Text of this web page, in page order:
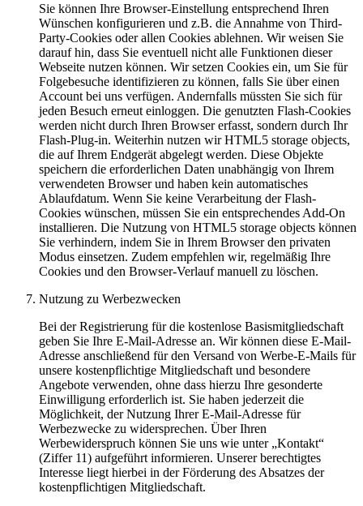
Sie können Ihre Browser-Einstellung entsprechend Ihren
Wünschen konfigurieren und z.B. die Annahme von Third-
Party-Cookies oder allen Cookies ablehnen. Wir weisen Sie
darauf hin, dass Sie eventuell nicht alle Funktionen dieser
Webseite nutzen können. Wir setzen Cookies ein, um Sie für
Folgebesuche identifizieren zu können, falls Sie über einen
Account bei uns verfügen. Andernfalls müssten Sie sich für
jeden Besuch erneut einloggen. Die genutzten Flash-Cookies
werden nicht durch Ihren Browser erfasst, sondern durch Ihr
Flash-Plug-in. Weiterhin nutzen wir HTML5 storage objects,
die auf Ihrem Endgerät abgelegt werden. Diese Objekte
speichern die erforderlichen Daten unabhängig von Ihrem
verwendeten Browser und haben kein automatisches
Ablaufdatum. Wenn Sie keine Verarbeitung der Flash-
Cookies wünschen, müssen Sie ein entsprechendes Add-On
installieren. Die Nutzung von HTML5 storage objects können
Sie verhindern, indem Sie in Ihrem Browser den privaten
Modus einsetzen. Zudem empfehlen wir, regelmäßig Ihre
Cookies und den Browser-Verlauf manuell zu löschen.
Nutzung zu Werbezwecken
Bei der Registrierung für die kostenlose Basismitgliedschaft
geben Sie Ihre E-Mail-Adresse an. Wir können diese E-Mail-
Adresse anschließend für den Versand von Werbe-E-Mails für
unsere kostenpflichtige Mitgliedschaft und besondere
Angebote verwenden, ohne dass hierzu Ihre gesonderte
Einwilligung erforderlich ist. Sie haben jederzeit die
Möglichkeit, der Nutzung Ihrer E-Mail-Adresse für
Werbezwecke zu widersprechen. Über Ihren
Werbewiderspruch können Sie uns wie unter „Kontakt“
(Ziffer 11) aufgeführt informieren. Unserer berechtigtes
Interesse liegt hierbei in der Förderung des Absatzes der
kostenpflichtigen Mitgliedschaft.